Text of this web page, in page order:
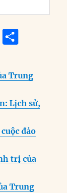
P
re
Trung
Lịch sử,
đảo
trị của
Trung